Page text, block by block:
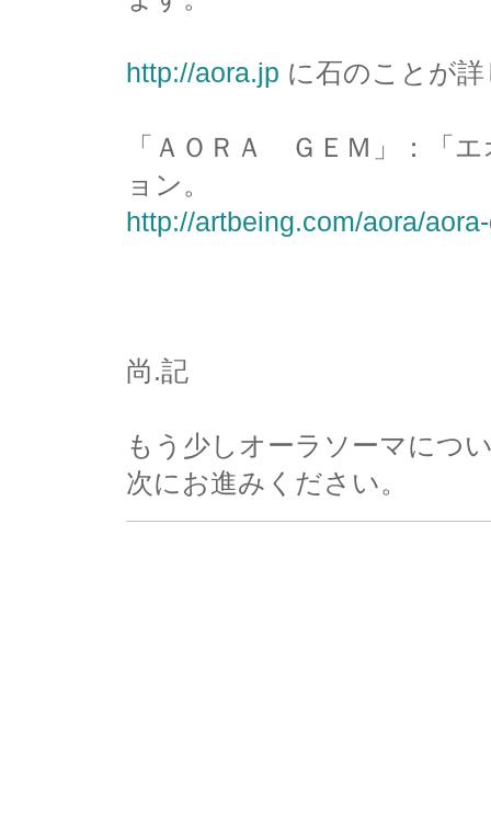
http://aora.jp に石のことが
「ＡＯＲＡ ＧＥＭ」：「
ョン。
http://artbeing.com/aora/
尚.記
もう少しオーラソーマにつ
次にお進みください。